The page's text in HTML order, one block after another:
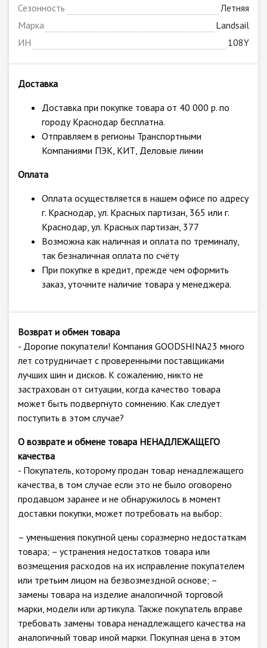
Сезонность
Летняя
Марка
Landsail
ИН
108Y
Доставка
Доставка при покупке товара от 40 000 р. по
городу Краснодар бесплатна.
Отправляем в регионы Транспортными
Компаниями ПЭК, КИТ, Деловые линии
Оплата
Оплата осуществляется в нашем офисе по адресу
г. Краснодар, ул. Красных партизан, 365 или г.
Краснодар, ул. Красных партизан, 377
Возможна как наличная и оплата по треминалу,
так безналичная оплата по счёту
При покупке в кредит, прежде чем оформить
заказ, уточните наличие товара у менеджера.
Возврат и обмен товара
- Дорогие покупатели! Компания GOODSHINA23 много
лет сотрудничает с проверенными поставщиками
лучших шин и дисков. К сожалению, никто не
застрахован от ситуации, когда качество товара
может быть подвергнуто сомнению. Как следует
поступить в этом случае?
О возврате и обмене товара НЕНАДЛЕЖАЩЕГО
качества
- Покупатель, которому продан товар ненадлежащего
качества, в том случае если это не было оговорено
продавцом заранее и не обнаружилось в момент
доставки покупки, может потребовать на выбор:
– уменьшения покупной цены соразмерно недостаткам
товара; – устранения недостатков товара или
возмещения расходов на их исправление покупателем
или третьим лицом на безвозмездной основе; –
замены товара на изделие аналогичной торговой
марки, модели или артикула. Также покупатель вправе
требовать замены товара ненадлежащего качества на
аналогичный товар иной марки. Покупная цена в этом